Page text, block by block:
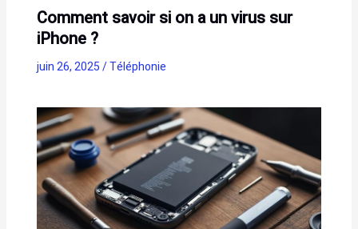
Comment savoir si on a un virus sur
iPhone ?
juin 26, 2025/Téléphonie